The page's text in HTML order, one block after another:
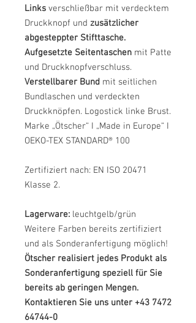
Links verschließbar mit verdecktem
Druckknopf und zusätzlicher
abgesteppter Stifttasche.
Aufgesetzte Seitentaschen mit Patte
und Druckknopfverschluss.
Verstellbarer Bund mit seitlichen
Bundlaschen und verdeckten
Druckknöpfen. Logostick linke Brust.
Marke „Ötscher“ I „Made in Europe“ I
OEKO-TEX STANDARD® 100
Zertifiziert nach: EN ISO 20471
Klasse 2.
Lagerware: leuchtgelb/grün
Weitere Farben bereits zertifiziert
und als Sonderanfertigung möglich!
Ötscher realisiert jedes Produkt als
Sonderanfertigung speziell für Sie
bereits ab geringen Mengen.
Kontaktieren Sie uns unter +43 7472
64744-0